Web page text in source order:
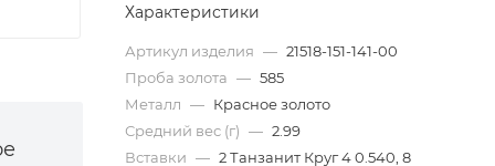
Характеристики
Артикул изделия — 21518-151-141-00
Проба золота — 585
Металл — Красное золото
Средний вес (г) — 2.99
Вставки — 2 Танзанит Круг 4 0.540, 8